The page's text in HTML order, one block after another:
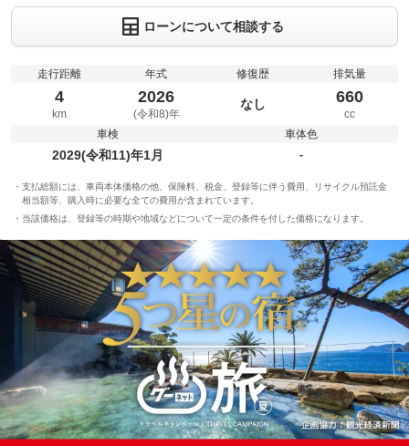
ローンについて相談する
走行距離
4
km
年式
2026
(令和8)年
修復歴
なし
排気量
660
cc
車検
2029(令和11)年1月
車体色
‐
支払総額には、車両本体価格の他、保険料、税金、登録等に伴う費用、リサイクル預託金
相当額等、購入時に必要な全ての費用が含まれています。
当該価格は、登録等の時期や地域などについて一定の条件を付した価格になります。